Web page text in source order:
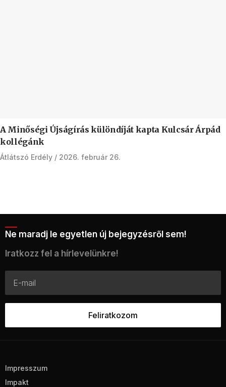
A Minőségi Újságírás különdíját kapta Kulcsár Árpád
kollégánk
Átlátszó Erdély 2026. február 26.
Ne maradj le egyetlen új bejegyzésről sem!
Iratkozz fel a hírlevelünkre!
Impresszum
Impakt